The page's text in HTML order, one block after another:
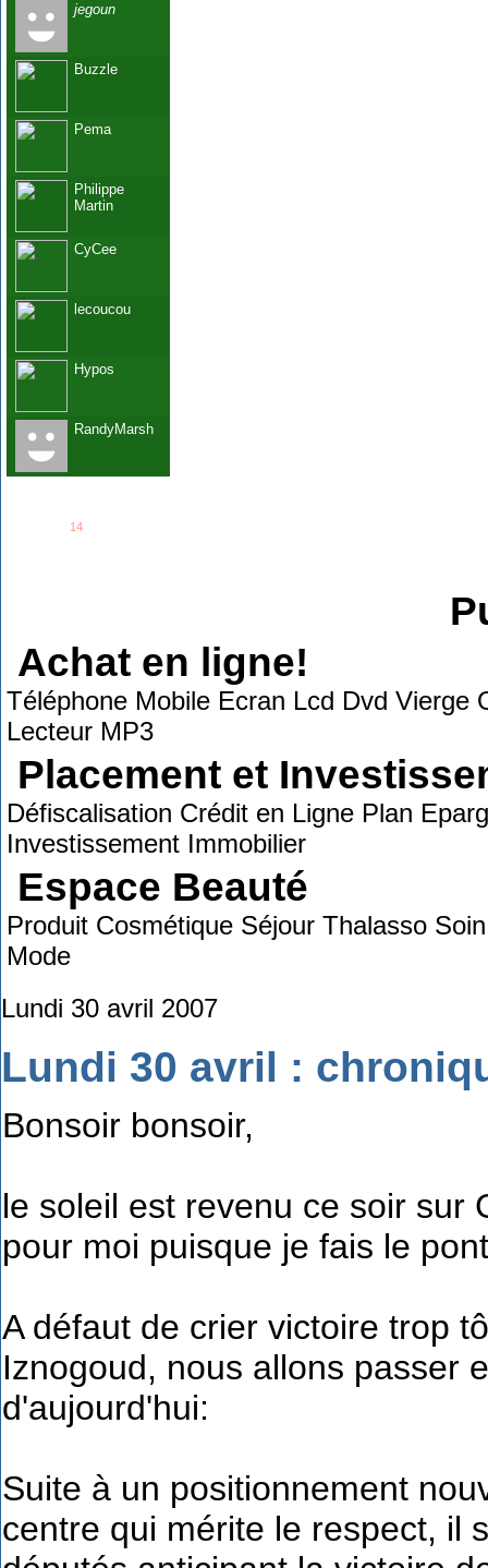
jegoun
Buzzle
Pema
Philippe
Martin
CyCee
lecoucou
Hypos
RandyMarsh
14members...
Achat en ligne!
Téléphone Mobile Ecran Lcd Dvd Vierge
Lecteur MP3
Placement et
Défiscalisation Crédit en Ligne Plan
Investissement Immobilier
Espace Beauté
Produit Cosmétique Séjour Thalasso
Mode
Lundi 30 avril 2007
Lundi 30 avril :
Bonsoir bonsoir,
le soleil est revenu ce soir sur
pour moi puisque je fais le
A défaut de crier victoire trop
Iznogoud, nous allons passer
d'aujourd'hui:
Suite à un positionnement
centre qui mérite le respect, il